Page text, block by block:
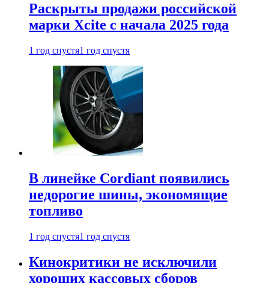
Раскрыты продажи российской
марки Xcite с начала 2025 года
1 год спустя1 год спустя
В линейке Cordiant появились
недорогие шины, экономящие
топливо
1 год спустя1 год спустя
Кинокритики не исключили
хороших кассовых сборов